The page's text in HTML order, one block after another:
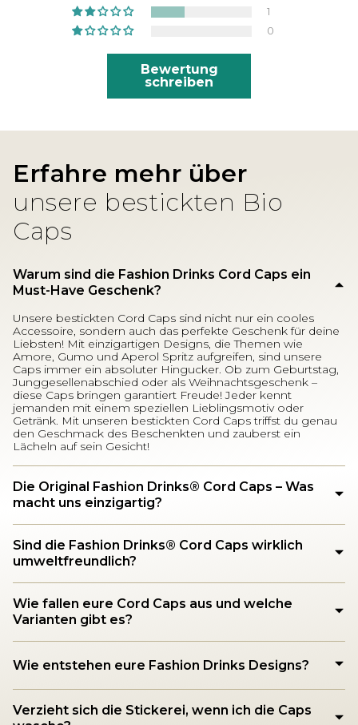
1
0
Bewertung
schreiben
Erfahre mehr über
unsere bestickten Bio
Caps
Warum sind die Fashion Drinks Cord Caps ein
Must-Have Geschenk?
Unsere bestickten Cord Caps sind nicht nur ein cooles
Accessoire, sondern auch das perfekte Geschenk für deine
Liebsten! Mit einzigartigen Designs, die Themen wie
Amore, Gumo und Aperol Spritz aufgreifen, sind unsere
Caps immer ein absoluter Hingucker. Ob zum Geburtstag,
Junggesellenabschied oder als Weihnachtsgeschenk –
diese Caps bringen garantiert Freude! Jeder kennt
jemanden mit einem speziellen Lieblingsmotiv oder
Getränk. Mit unseren bestickten Cord Caps triffst du genau
den Geschmack des Beschenkten und zauberst ein
Lächeln auf sein Gesicht!
Die Original Fashion Drinks®️ Cord Caps – Was
macht uns einzigartig?
Sind die Fashion Drinks®️ Cord Caps wirklich
umweltfreundlich?
Wie fallen eure Cord Caps aus und welche
Varianten gibt es?
Wie entstehen eure Fashion Drinks Designs?
Verzieht sich die Stickerei, wenn ich die Caps